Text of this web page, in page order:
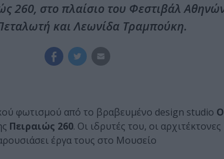
260, στο πλαίσιο του Φεστιβάλ
και Λεωνίδα Τραμπούκη.
φωτισμού από το βραβευμένο design studio
Πειραιώς 260. Οι ιδρυτές του, οι
έργα τους στο Μουσείο